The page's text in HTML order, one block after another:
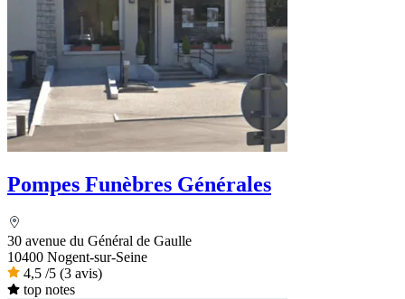
Pompes Funèbres Générales
30 avenue du Général de Gaulle
10400 Nogent-sur-Seine
4,5 /5 (3 avis)
top notes